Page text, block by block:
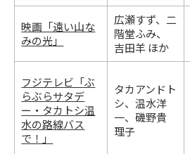
映画「遠い山な
みの光」
広瀬すず、二
階堂ふみ、
吉田羊 ほか
フジテレビ「ぶ
らぶらサタデ
ー・タカトシ温
水の路線バス
で！」
タカアンドト
シ、温水洋
一、磯野貴
理子